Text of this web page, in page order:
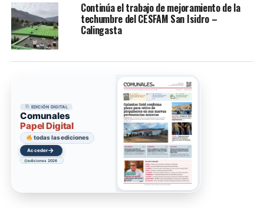
Continúa el trabajo de mejoramiento de la
techumbre del CESFAM San Isidro –
Calingasta
EDICIÓN DIGITAL
Comunales
Papel Digital
todas las ediciones
Acceder→
ediciones 2026